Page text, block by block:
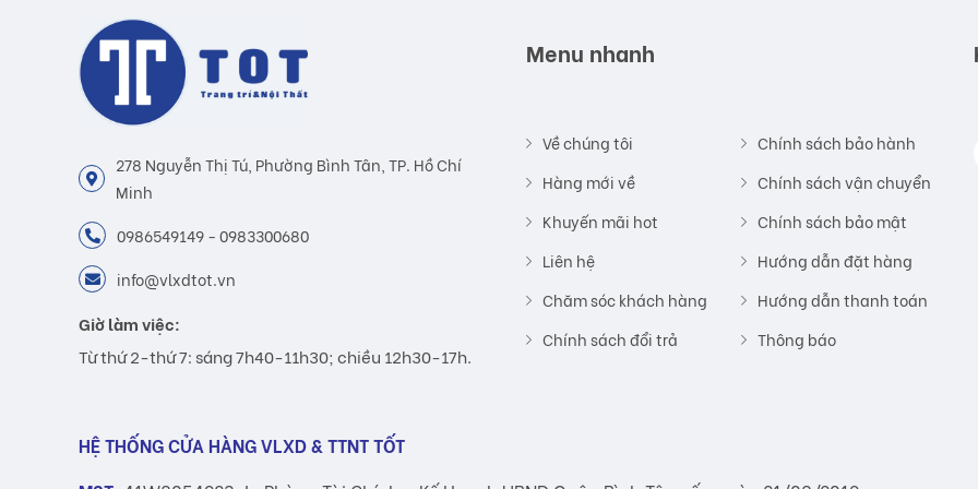
278 Nguyễn Thị Tú, Phường Bình Tân, TP. Hồ Chí
Minh
0986549149 - 0983300680
info@vlxdtot.vn
Giờ làm việc:
Từ thứ 2-thứ 7: sáng 7h40-11h30; chiều 12h30-17h.
Menu nhanh
Về chúng tôi
Hàng mới về
Khuyến mãi hot
Liên hệ
Chăm sóc khách hàng
Chính sách đổi trả
Chính sách bảo hành
Chính sách vận chuyển
Chính sách bảo mật
Hướng dẫn đặt hàng
Hướng dẫn thanh toán
Thông báo
HỆ THỐNG CỬA HÀNG VLXD & TTNT TỐT